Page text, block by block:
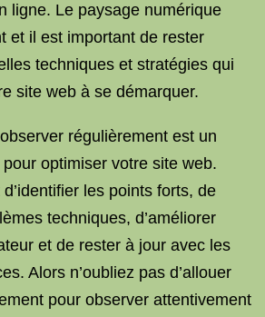
ligne. Le paysage numérique
et il est important de rester
techniques et stratégies qui
site web à se démarquer.
régulièrement est un
optimiser votre site web.
les points forts, de
techniques, d’améliorer
et de rester à jour avec les
Alors n’oubliez pas d’allouer
pour observer attentivement